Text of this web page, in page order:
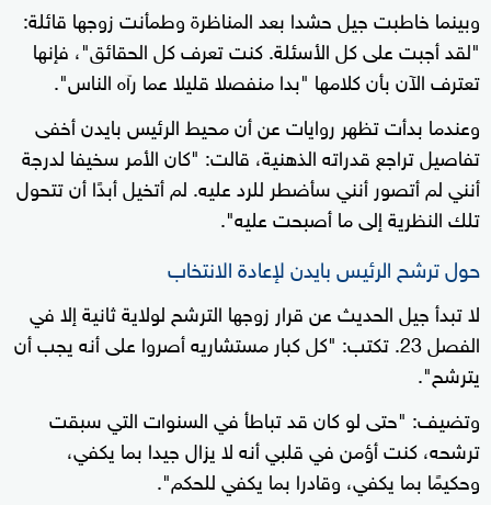
وبينما خاطبت جيل حشدا بعد المناظرة وطمأنت زوجها قائلة:
"لقد أجبت على كل الأسئلة. كنت تعرف كل الحقائق"، فإنها
تعترف الآن بأن كلامها "بدا منفصلا قليلا عما رآه الناس".
وعندما بدأت تظهر روايات عن أن محيط الرئيس بايدن أخفى
تفاصيل تراجع قدراته الذهنية، قالت: "كان الأمر سخيفا لدرجة
أنني لم أتصور أنني سأضطر للرد عليه. لم أتخيل أبدًا أن تتحول
تلك النظرية إلى ما أصبحت عليه".
حول ترشح الرئيس بايدن لإعادة الانتخاب
لا تبدأ جيل الحديث عن قرار زوجها الترشح لولاية ثانية إلا في
الفصل 23. تكتب: "كل كبار مستشاريه أصروا على أنه يجب أن
يترشح".
وتضيف: "حتى لو كان قد تباطأ في السنوات التي سبقت
ترشحه، كنت أؤمن في قلبي أنه لا يزال جيدا بما يكفي،
وحكيمًا بما يكفي، وقادرا بما يكفي للحكم".